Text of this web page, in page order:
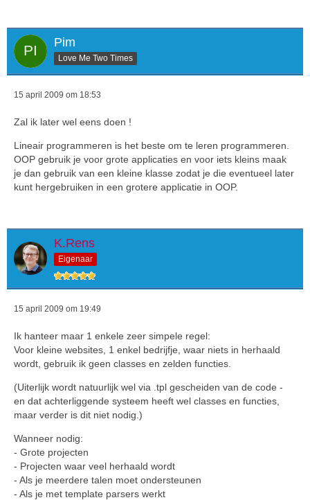
Pim
Love Me Two Times
15 april 2009 om 18:53
Zal ik later wel eens doen !
Lineair programmeren is het beste om te leren programmeren.
OOP gebruik je voor grote applicaties en voor iets kleins maak
je dan gebruik van een kleine klasse zodat je die eventueel later
kunt hergebruiken in een grotere applicatie in OOP.
K.Rens
Eigenaar
15 april 2009 om 19:49
Ik hanteer maar 1 enkele zeer simpele regel:
Voor kleine websites, 1 enkel bedrijfje, waar niets in herhaald
wordt, gebruik ik geen classes en zelden functies.
(Uiterlijk wordt natuurlijk wel via .tpl gescheiden van de code -
en dat achterliggende systeem heeft wel classes en functies,
maar verder is dit niet nodig.)
Wanneer nodig:
- Grote projecten
- Projecten waar veel herhaald wordt
- Als je meerdere talen moet ondersteunen
- Als je met template parsers werkt